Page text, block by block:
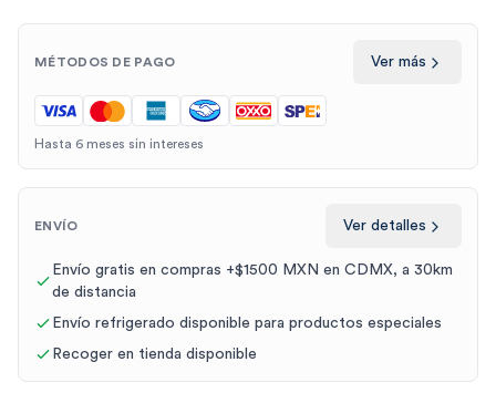
MÉTODOS DE PAGO Ver más
Hasta 6 meses sin intereses
ENVÍO Ver detalles
Envío gratis en compras +$1500 MXN en CDMX, a 30km
de distancia
Envío refrigerado disponible para productos especiales
Recoger en tienda disponible